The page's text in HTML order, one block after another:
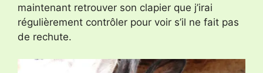
maintenant retrouver son clapier que j’irai
régulièrement contrôler pour voir s’il ne fait pas
de rechute.